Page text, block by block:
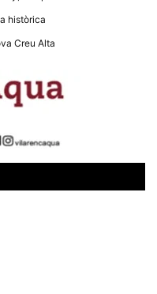
històrica
Creu Alta
desapareixeran
Màrqueting
En compartir
els teus
mentre
nostre lloc
incrementes